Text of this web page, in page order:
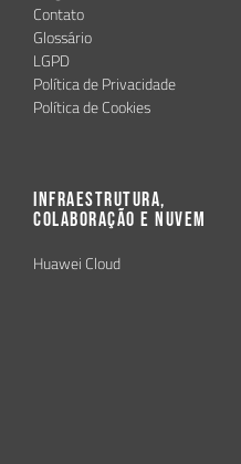
Contato
Glossário
LGPD
Política de Privacidade
Política de Cookies
Infraestrutura,
Colaboração e Nuvem
Huawei Cloud